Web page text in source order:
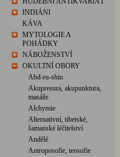
INDIÁNI
KÁVA
MYTOLOGIE A
POHÁDKY
NÁBOŽENSTVÍ
OKULTNÍ OBORY
Abd-ru-shin
Akupresura, akupunktura,
masáže
Alchymie
Alternativní, tibetské,
šamanské léčitelství
Andělé
Antroposofie, teosofie